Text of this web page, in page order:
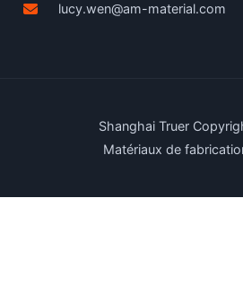
lucy.wen@am-material.com
Shanghai Truer
Matériaux de